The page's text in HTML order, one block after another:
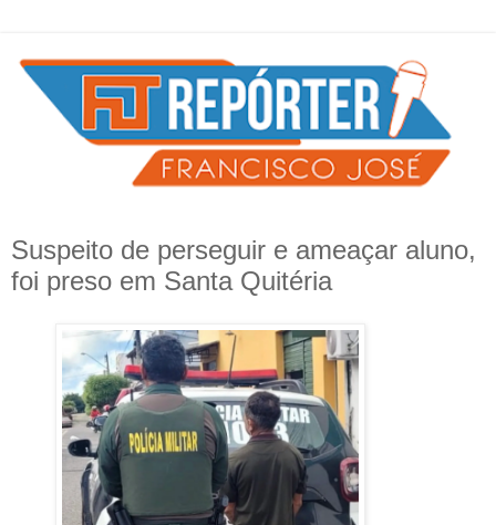
Suspeito de perseguir e ameaçar aluno,
foi preso em Santa Quitéria